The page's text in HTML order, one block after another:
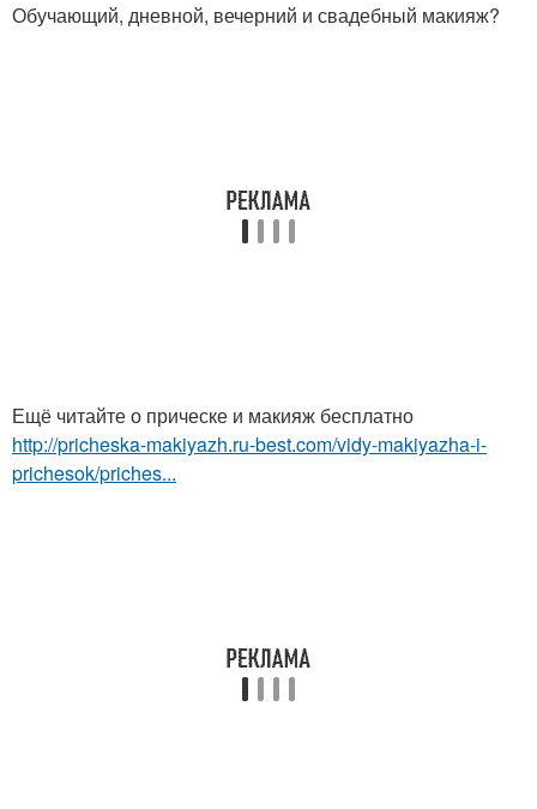
Обучающий, дневной, вечерний и свадебный макияж?
Ещё читайте о прическе и макияж бесплатно
http://pricheska-makiyazh.ru-best.com/vidy-makiyazha-i-
prichesok/priches...